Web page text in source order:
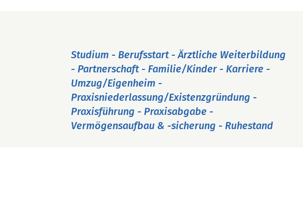
Studium - Berufsstart - Ärztliche Weiterbildung
- Partnerschaft - Familie/Kinder - Karriere -
Umzug/Eigenheim -
Praxisniederlassung/Existenzgründung -
Praxisführung - Praxisabgabe -
Vermögensaufbau & -sicherung - Ruhestand